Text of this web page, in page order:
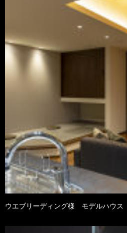
ウエブリーディング様 モデルハウス